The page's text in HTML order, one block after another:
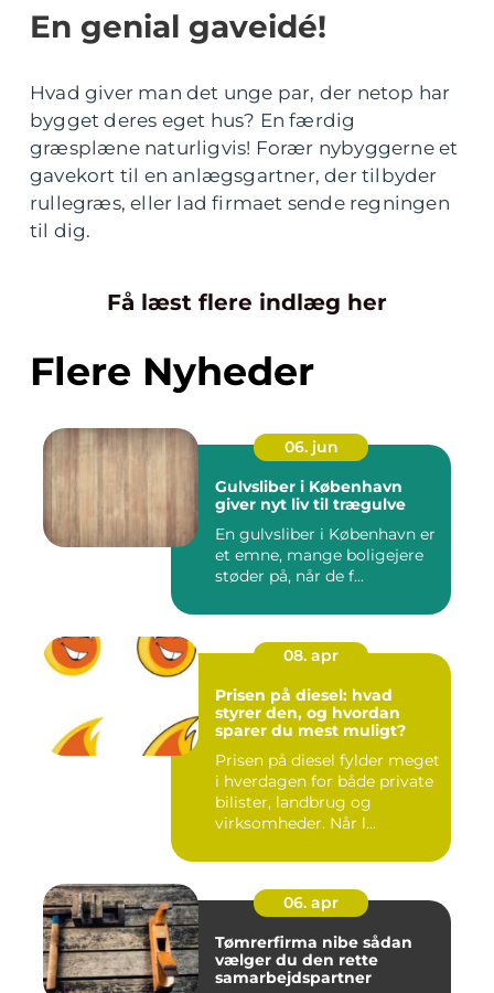
En genial gaveidé!
Hvad giver man det unge par, der netop har
bygget deres eget hus? En færdig
græsplæne naturligvis! Forær nybyggerne et
gavekort til en anlægsgartner, der tilbyder
rullegræs, eller lad firmaet sende regningen
til dig.
Få læst flere indlæg her
Flere Nyheder
06. jun
Gulvsliber i København
giver nyt liv til trægulve
En gulvsliber i København er
et emne, mange boligejere
støder på, når de f...
08. apr
Prisen på diesel: hvad
styrer den, og hvordan
sparer du mest muligt?
Prisen på diesel fylder meget
i hverdagen for både private
bilister, landbrug og
virksomheder. Når l...
06. apr
Tømrerfirma nibe sådan
vælger du den rette
samarbejdspartner